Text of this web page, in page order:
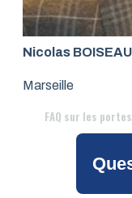
Nicolas BOISEAU
Marseille
FAQ sur les